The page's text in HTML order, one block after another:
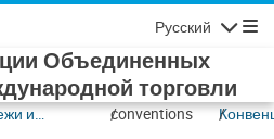
Русский
Объединенных
торговли
и
conventions